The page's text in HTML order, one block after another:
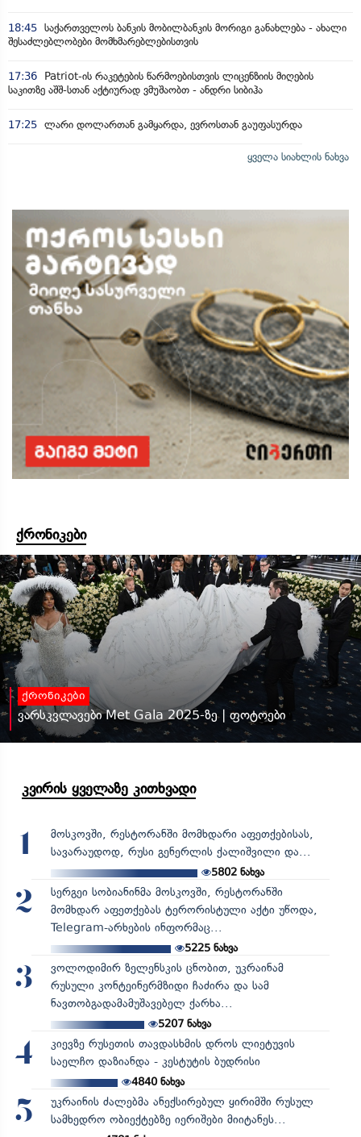
18:45 საქართველოს ბანკის მობილბანკის მორიგი განახლება - ახალი
შესაძლებლობები მომხმარებლებისთვის
17:36
Patriot-ის რაკეტების წარმოებისთვის ლიცენზიის მიღების
საკითზე აშშ-სთან აქტიურად ვმუშაობთ - ანდრი სიბიჰა
17:25 ლარი დოლართან გამყარდა, ევროსთან გაუფასურდა
ყველა სიახლის ნახვა
ქრონიკები
ქრონიკები
ვარსკვლავები Met Gala 2025-ზე | ფოტოები
კვირის ყველაზე კითხვადი
1
მოსკოვში, რესტორანში მომხდარი აფეთქებისას,
სავარაუდოდ, რუსი გენერლის ქალიშვილი და...
5802 ნახვა
2
სერგეი სობიანინმა მოსკოვში, რესტორანში
მომხდარ აფეთქებას ტერორისტული აქტი უწოდა,
Telegram-არხების ინფორმაც...
5225ნახვა
3
ვოლოდიმირ ზელენსკის ცნობით, უკრაინამ
რუსული კონტეინერმზიდი ჩაძირა და სამ
ნავთობგადამამუშავებელ ქარხა...
5207ნახვა
4
კიევზე რუსეთის თავდასხმის დროს ლიეტუვის
საელჩო დაზიანდა - კესტუტის ბუდრისი
4840ნახვა
5
უკრაინის ძალებმა ანექსირებულ ყირიმში რუსულ
სამხედრო ობიექტებზე იერიშები მიიტანეს...